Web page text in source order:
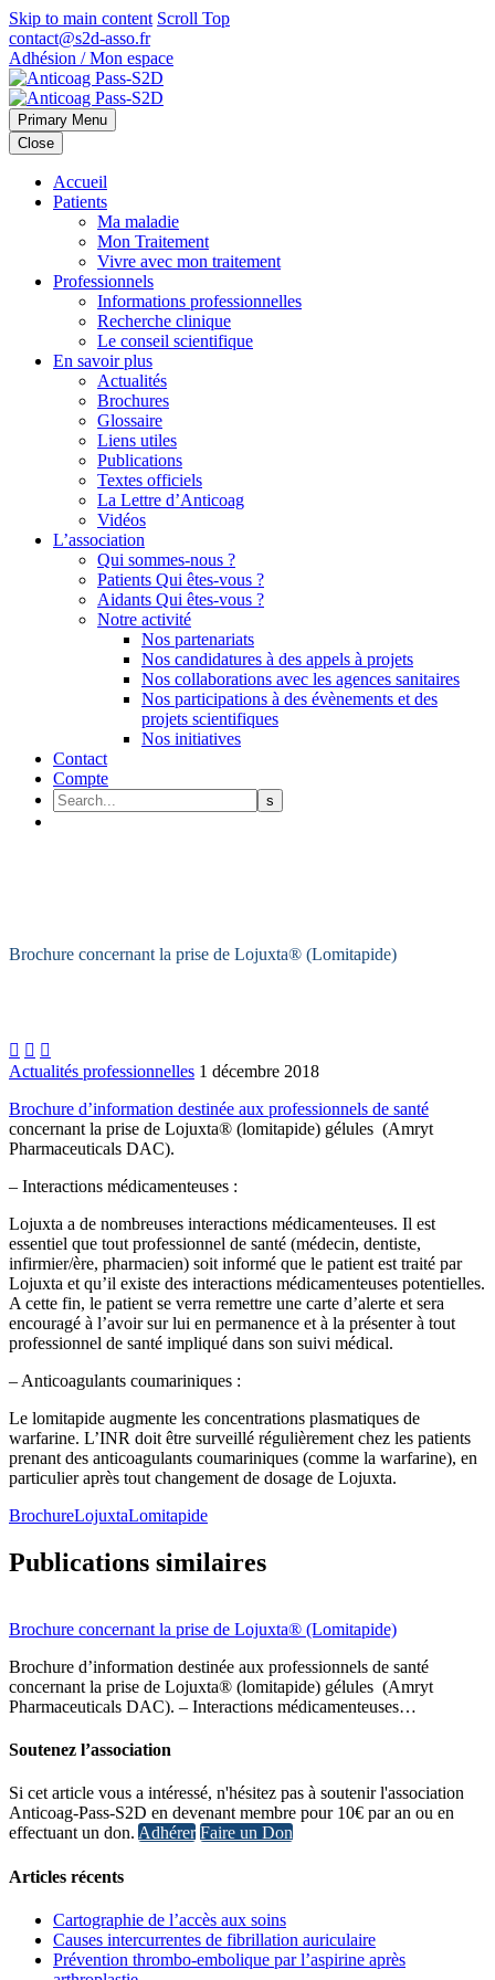
Skip to main content Scroll Top
contact@s2d-asso.fr
Adhésion / Mon espace
Primary Menu
Close
Accueil
Patients
Ma maladie
Mon Traitement
Vivre avec mon traitement
Professionnels
Informations professionnelles
Recherche clinique
Le conseil scientifique
En savoir plus
Actualités
Brochures
Glossaire
Liens utiles
Publications
Textes officiels
La Lettre d’Anticoag
Vidéos
L’association
Qui sommes-nous ?
Patients Qui êtes-vous ?
Aidants Qui êtes-vous ?
Notre activité
Nos partenariats
Nos candidatures à des appels à projets
Nos collaborations avec les agences sanitaires
Nos participations à des évènements et des
projets scientifiques
Nos initiatives
Contact
Compte
Brochure concernant la prise de Lojuxta® (Lomitapide)
  
Actualités professionnelles 1 décembre 2018
Brochure d’information destinée aux professionnels de santé
concernant la prise de Lojuxta® (lomitapide) gélules (Amryt
Pharmaceuticals DAC).
– Interactions médicamenteuses :
Lojuxta a de nombreuses interactions médicamenteuses. Il est
essentiel que tout professionnel de santé (médecin, dentiste,
infirmier/ère, pharmacien) soit informé que le patient est traité par
Lojuxta et qu’il existe des interactions médicamenteuses potentielles.
A cette fin, le patient se verra remettre une carte d’alerte et sera
encouragé à l’avoir sur lui en permanence et à la présenter à tout
professionnel de santé impliqué dans son suivi médical.
– Anticoagulants coumariniques :
Le lomitapide augmente les concentrations plasmatiques de
warfarine. L’INR doit être surveillé régulièrement chez les patients
prenant des anticoagulants coumariniques (comme la warfarine), en
particulier après tout changement de dosage de Lojuxta.
BrochureLojuxtaLomitapide
Publications similaires
Brochure concernant la prise de Lojuxta® (Lomitapide)
Brochure d’information destinée aux professionnels de santé
concernant la prise de Lojuxta® (lomitapide) gélules (Amryt
Pharmaceuticals DAC). – Interactions médicamenteuses…
Soutenez l’association
Si cet article vous a intéressé, n'hésitez pas à soutenir l'association
Anticoag-Pass-S2D en devenant membre pour 10€ par an ou en
effectuant un don. Adhérer Faire un Don
Articles récents
Cartographie de l’accès aux soins
Causes intercurrentes de fibrillation auriculaire
Prévention thrombo-embolique par l’aspirine après